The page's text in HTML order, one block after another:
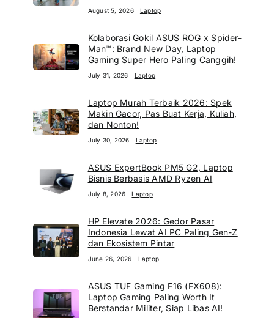
August 5, 2026 Laptop
Kolaborasi Gokil ASUS ROG x Spider-
Man™: Brand New Day, Laptop
Gaming Super Hero Paling Canggih!
July 31, 2026 Laptop
Laptop Murah Terbaik 2026: Spek
Makin Gacor, Pas Buat Kerja, Kuliah,
dan Nonton!
July 30, 2026 Laptop
ASUS ExpertBook PM5 G2, Laptop
Bisnis Berbasis AMD Ryzen AI
July 8, 2026 Laptop
HP Elevate 2026: Gedor Pasar
Indonesia Lewat AI PC Paling Gen-Z
dan Ekosistem Pintar
June 26, 2026 Laptop
ASUS TUF Gaming F16 (FX608):
Laptop Gaming Paling Worth It
Berstandar Militer, Siap Libas AI!